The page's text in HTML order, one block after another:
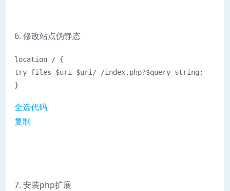
6. 修改站点伪静态
location / {
try_files $uri $uri/ /index.php?$query_string;
}
全选代码
复制
7. 安装php扩展